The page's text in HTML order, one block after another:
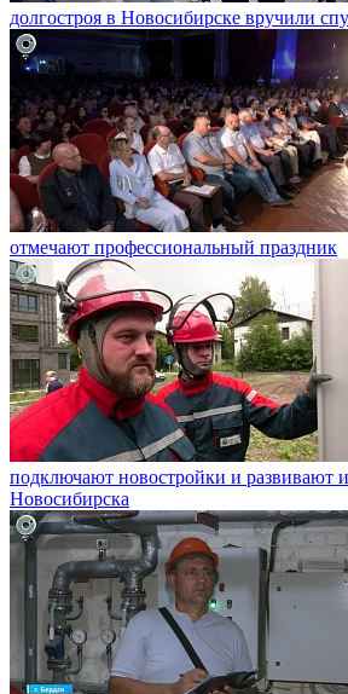
долгостроя в Новосибирске вручили
отмечают профессиональный праздник
подключают новостройки и развивают
Новосибирска